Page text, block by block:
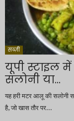
सब्ज़ी
यूपी स्टाइल
सलोनी या...
यह हरी मटर आलू की सलोनी
है, जो खास तौर पर...